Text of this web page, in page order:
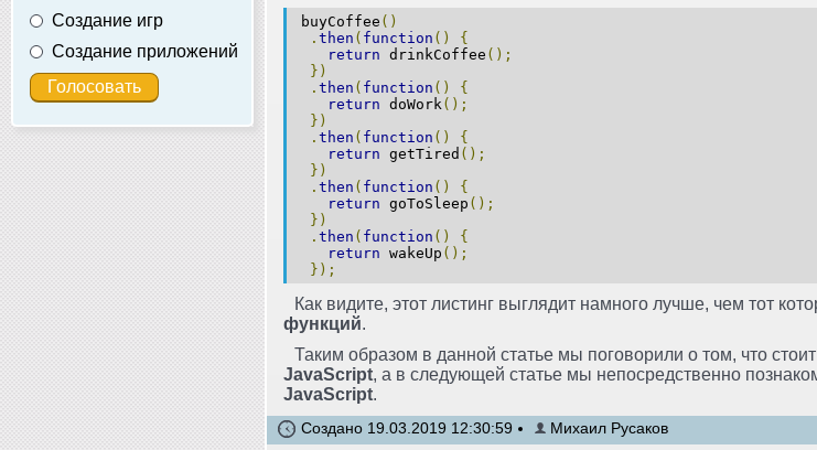
Создание игр
Создание приложений
buyCoffee ()
. then ( function ()
{
return drinkCoffee ();
})
. then ( function ()
{
return doWork ();
})
. then ( function ()
{
return getTired ();
})
. then ( function ()
{
return goToSleep ();
})
. then ( function ()
{
return wakeUp ();
});
Как видите, этот листинг выглядит намного лучше, чем тот
функций.
Таким образом в данной статье мы поговорили о том, что стоит
JavaScript, а в следующей статье мы непосредственно
JavaScript.
Создано 19.03.2019 12:30:59 Михаил Русаков